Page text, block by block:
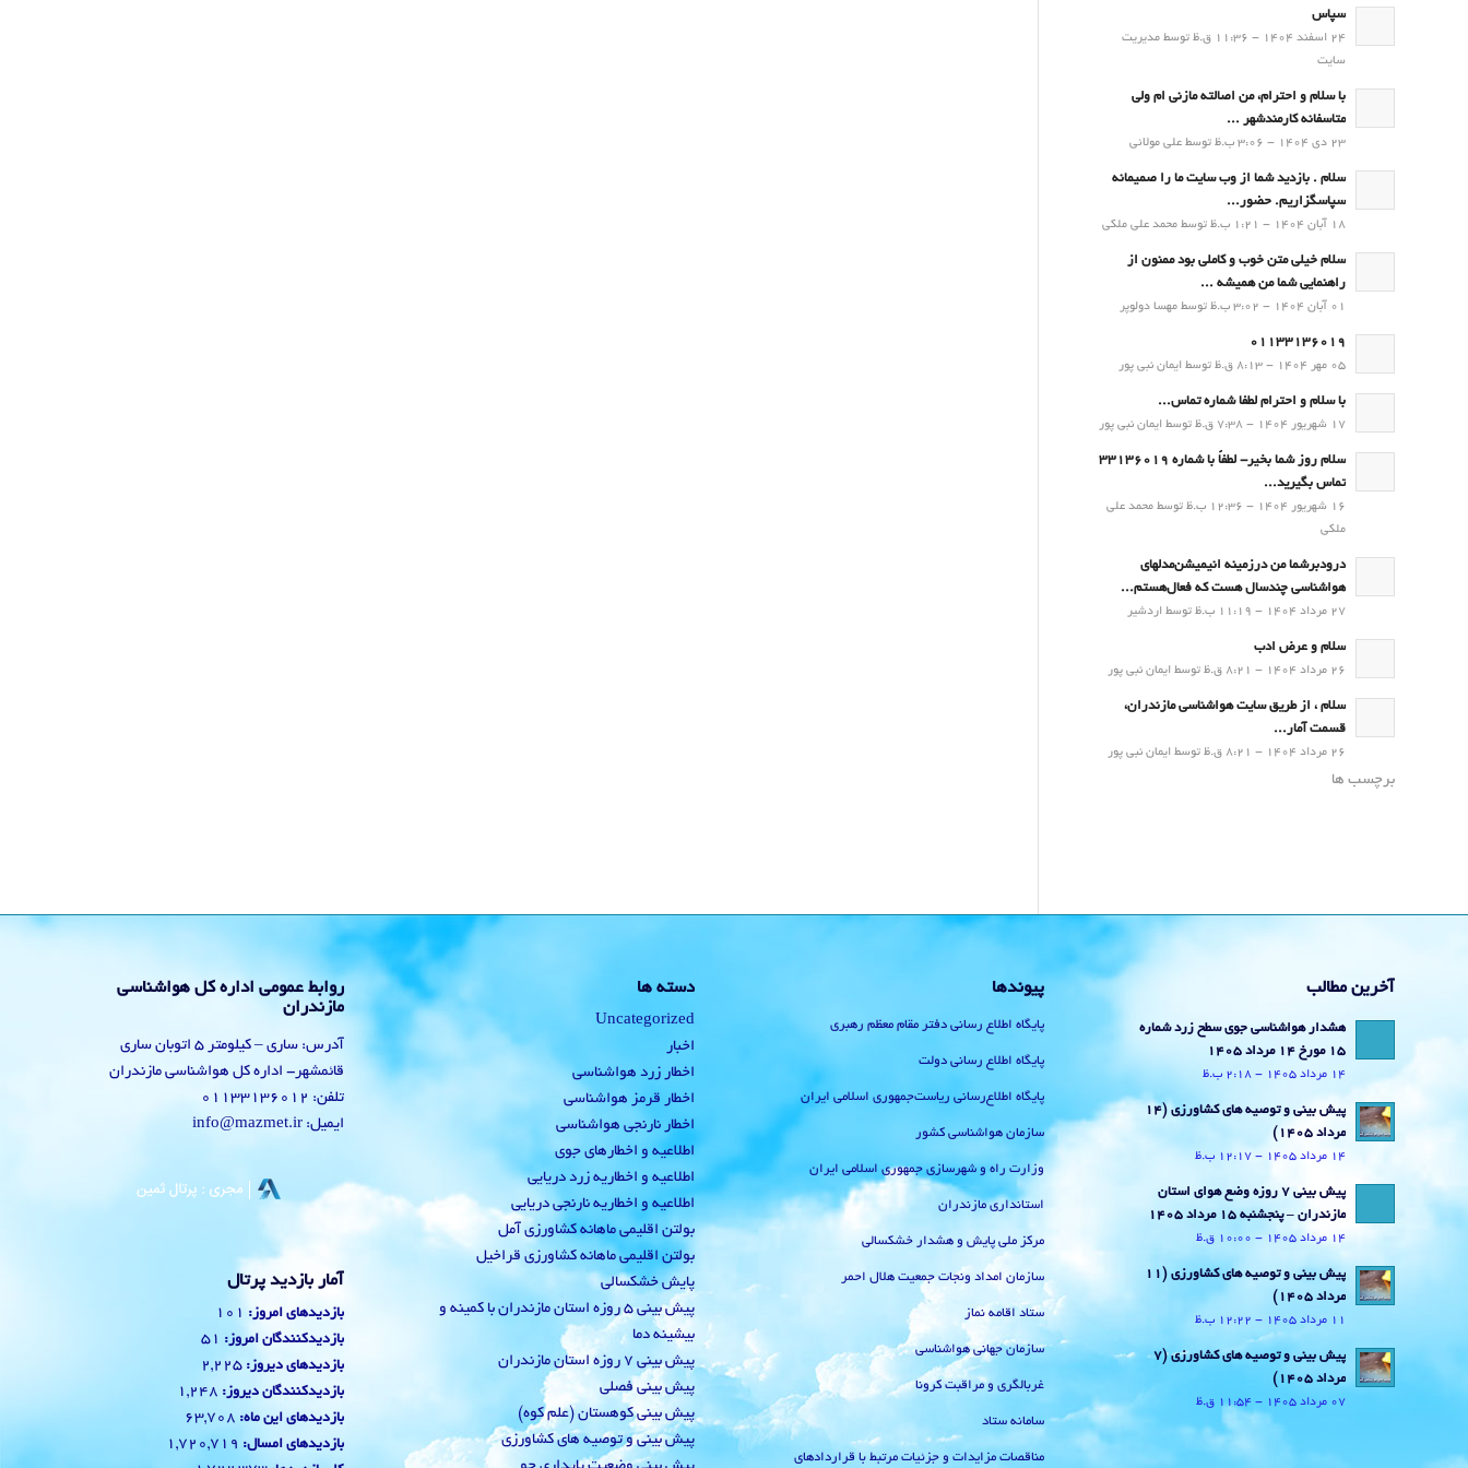
سپاس
24 اسفند 1404 - 11:36 ق.ظ توسط مدیریت
سایت
با سلام و احترام، من اصالته مازنی ام ولی
متاسفانه کارمندشهر ...
23 دی 1404 - 3:06 ب.ظ توسط علی مولائی
سلام . بازدید شما از وب سایت ما را صمیمانه
سپاسگزاریم. حضور...
18 آبان 1404 - 1:21 ب.ظ توسط محمد علی ملکی
سلام خیلی متن خوب و کاملی بود ممنون از
راهنمایی شما من همیشه ...
01 آبان 1404 - 3:02 ب.ظ توسط مهسا دولوپر
01133136019
05 مهر 1404 - 8:13 ق.ظ توسط ایمان نبی پور
با سلام و احترام لطفا شماره تماس...
17 شهریور 1404 - 7:38 ق.ظ توسط ایمان نبی پور
سلام روز شما بخیر- لطفاً با شماره 33136019
تماس بگیرید...
16 شهریور 1404 - 12:36 ب.ظ توسط محمد علی
ملکی
درودبرشما من درزمینه انیمیشن‌مدلهای
هواشناسی چندسال هست که فعال‌هستم...
27 مرداد 1404 - 11:19 ب.ظ توسط اردشیر
سلام و عرض ادب
26 مرداد 1404 - 8:21 ق.ظ توسط ایمان نبی پور
سلام ، از طریق سایت هواشناسی مازندران،
قسمت آمار...
26 مرداد 1404 - 8:21 ق.ظ توسط ایمان نبی پور
برچسب ها
آخرین مطالب
هشدار هواشناسی جوی سطح زرد شماره
15 مورخ 14 مرداد 1405
14 مرداد 1405 - 2:18 ب.ظ
پیش بینی و توصیه های کشاورزی (14
مرداد ۱۴۰۵)
14 مرداد 1405 - 12:17 ب.ظ
پیش بینی 7 روزه وضع هوای استان
مازندران – پنجشنبه 15 مرداد 1405
14 مرداد 1405 - 10:00 ق.ظ
پیش بینی و توصیه های کشاورزی (11
مرداد ۱۴۰۵)
11 مرداد 1405 - 12:22 ب.ظ
پیش بینی و توصیه های کشاورزی (7
مرداد ۱۴۰۵)
07 مرداد 1405 - 11:54 ق.ظ
پیوندها
پایگاه اطلاع رسانی دفتر مقام معظم رهبری
پایگاه اطلاع رسانی دولت
پایگاه اطلاع‌رسانی ریاست‌جمهوری اسلامی ایران
سازمان هواشناسی کشور
وزارت راه و شهرسازی جمهوری اسلامی ایران
استانداری مازندران
مرکز ملی پایش و هشدار خشکسالی
سازمان امداد ونجات جمعیت هلال احمر
ستاد اقامه نماز
سازمان جهانی هواشناسی
غربالگری و مراقبت کرونا
سامانه ستاد
مناقصات مزایدات و جزئیات مرتبط با قراردادهای
دسته ها
Uncategorized
اخبار
اخطار زرد هواشناسی
اخطار قرمز هواشناسی
اخطار نارنجی هواشناسی
اطلاعیه و اخطارهای جوی
اطلاعیه و اخطاریه زرد دریایی
اطلاعیه و اخطاریه نارنجی دریایی
بولتن اقلیمی ماهانه کشاورزی آمل
بولتن اقلیمی ماهانه کشاورزی قراخیل
پایش خشکسالی
پیش بینی 5 روزه استان مازندران با کمینه و
بیشینه دما
پیش بینی 7 روزه استان مازندران
پیش بینی فصلی
پیش بینی کوهستان (علم کوه)
پیش بینی و توصیه های کشاورزی
روابط عمومی اداره کل هواشناسی
مازندران
آدرس: ساری – کیلومتر 5 اتوبان ساری
قائمشهر- اداره کل هواشناسی مازندران
تلفن: 01133136012
ایمیل: info@mazmet.ir
آمار بازدید پرتال
بازدیدهای امروز: 101
بازدیدکنندگان امروز: 51
بازدیدهای دیروز: 2,225
بازدیدکنندگان دیروز: 1,248
بازدیدهای این ماه: 63,708
بازدیدهای امسال: 1,720,719